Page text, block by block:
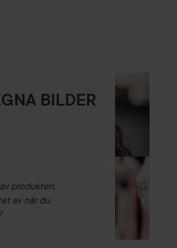
BILDER
produkten.
av när du